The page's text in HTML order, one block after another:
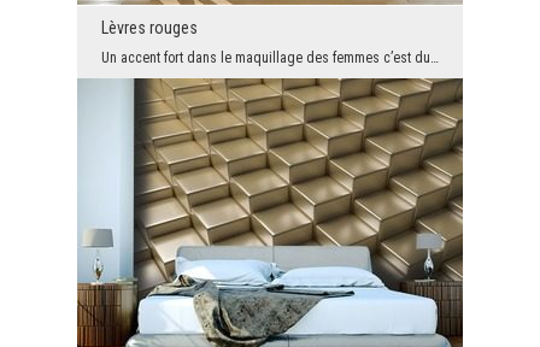
Lèvres rouges
Un accent fort dans le maquillage des femmes c’est du rouge féroce sur ses lèvres. Cette bouche s...